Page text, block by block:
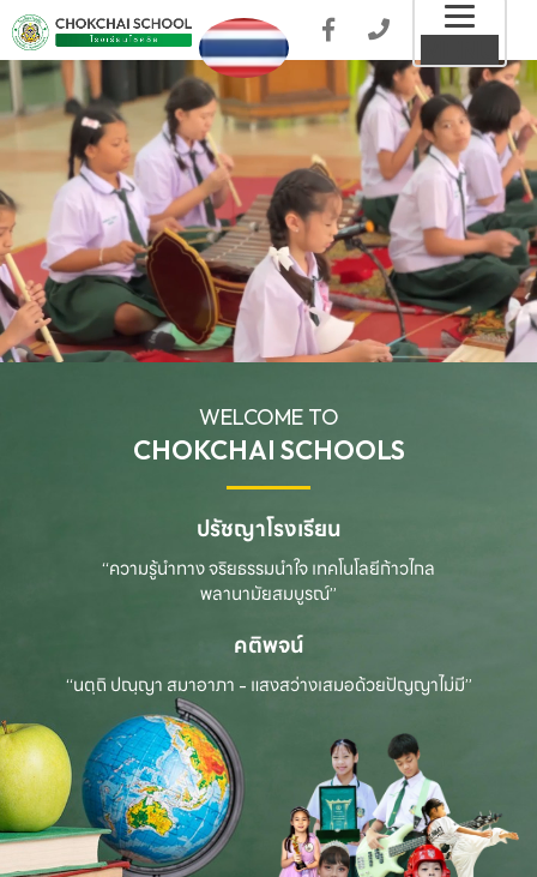
WELCOME TO
CHOKCHAI SCHOOLS
ปรัชญาโรงเรียน
“ความรู้นำทาง จริยธรรมนำใจ เทคโนโลยีก้าวไกล
พลานามัยสมบูรณ์”
คติพจน์
“นตฺถิ ปณฺญา สมาอาภา - แสงสว่างเสมอด้วยปัญญาไม่มี”